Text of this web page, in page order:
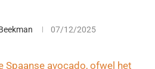
07/12/2025